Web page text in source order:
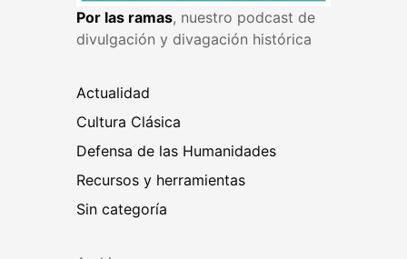
Por las ramas, nuestro podcast de
divulgación y divagación histórica
Actualidad
Cultura Clásica
Defensa de las Humanidades
Recursos y herramientas
Sin categoría